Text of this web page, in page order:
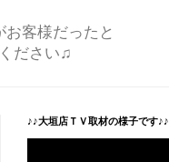
客様だったと
ださい♫
♪♪大垣店ＴＶ取材の様子です♪♪